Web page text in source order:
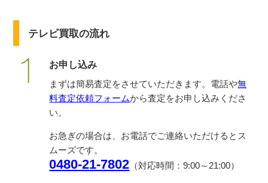
テレビ買取の流れ
お申し込み
まずは簡易査定をさせていただきます。電話や無
料査定依頼フォームから査定をお申し込みくださ
い。
お急ぎの場合は、お電話でご連絡いただけるとス
ムーズです。
0480-21-7802 （対応時間：9:00～21:00）